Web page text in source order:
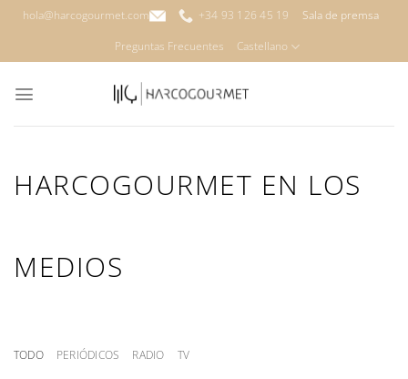
Saltarhola@harcogourmet.com +34 93 126 45 19
Sala de premsa
Preguntas Frecuentes
Castellano
HARCOGOURMET EN LOS
MEDIOS
TODO PERIÓDICOS RADIO TV